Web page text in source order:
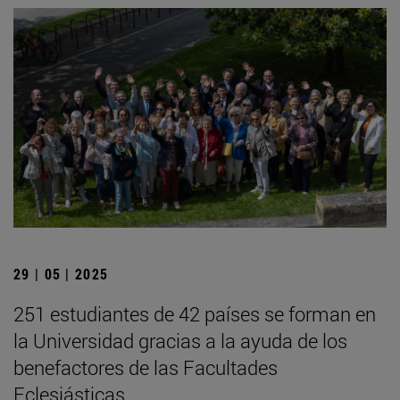
29 | 05 | 2025
251 estudiantes de 42 países se forman en
la Universidad gracias a la ayuda de los
benefactores de las Facultades
Eclesiásticas